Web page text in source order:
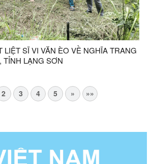
LIỆT SĨ VI VĂN ÈO VỀ NGHĨA TRANG
TỈNH LẠNG SƠN
2 3 4 5 » »»